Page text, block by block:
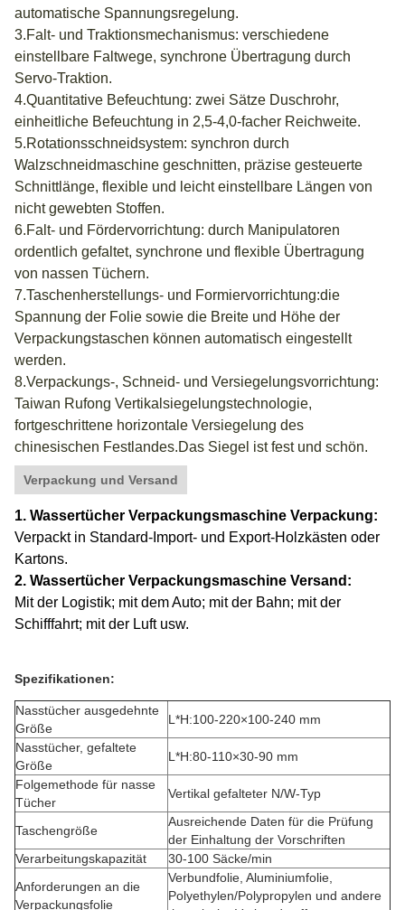
automatische Spannungsregelung.
3.Falt- und Traktionsmechanismus: verschiedene
einstellbare Faltwege, synchrone Übertragung durch
Servo-Traktion.
4.Quantitative Befeuchtung: zwei Sätze Duschrohr,
einheitliche Befeuchtung in 2,5-4,0-facher Reichweite.
5.Rotationsschneidsystem: synchron durch
Walzschneidmaschine geschnitten, präzise gesteuerte
Schnittlänge, flexible und leicht einstellbare Längen von
nicht gewebten Stoffen.
6.Falt- und Fördervorrichtung: durch Manipulatoren
ordentlich gefaltet, synchrone und flexible Übertragung
von nassen Tüchern.
7.Taschenherstellungs- und Formiervorrichtung:die
Spannung der Folie sowie die Breite und Höhe der
Verpackungstaschen können automatisch eingestellt
werden.
8.Verpackungs-, Schneid- und Versiegelungsvorrichtung:
Taiwan Rufong Vertikalsiegelungstechnologie,
fortgeschrittene horizontale Versiegelung des
chinesischen Festlandes.Das Siegel ist fest und schön.
Verpackung und Versand
1. Wassertücher Verpackungsmaschine Verpackung:
Verpackt in Standard-Import- und Export-Holzkästen oder
Kartons.
2. Wassertücher Verpackungsmaschine Versand:
Mit der Logistik; mit dem Auto; mit der Bahn; mit der
Schifffahrt; mit der Luft usw.
Spezifikationen:
Nasstücher ausgedehnte
Größe
L*H:100-220×100-240 mm
Nasstücher, gefaltete
Größe
L*H:80-110×30-90 mm
Folgemethode für nasse
Tücher
Vertikal gefalteter N/W-Typ
Taschengröße
Ausreichende Daten für die Prüfung
der Einhaltung der Vorschriften
Verarbeitungskapazität
30-100 Säcke/min
Anforderungen an die
Verpackungsfolie
Verbundfolie, Aluminiumfolie,
Polyethylen/Polypropylen und andere